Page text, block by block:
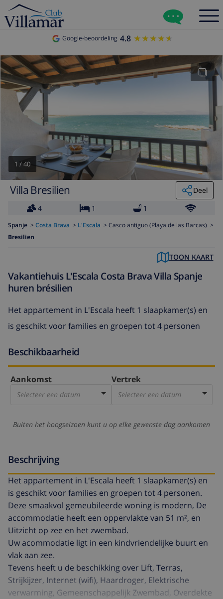
Google-beoordeling 4.8 ★★★★★
★★★★★
1 /40
Villa Bresilien
Deel
4
1 1
Spanje > Costa Brava > L'Escala > Casco antiguo (Playa de las Barcas) >
Bresilien
TOON KAART
Vakantiehuis L'Escala Costa Brava Villa Spanje
huren brésilien
Hetappartement in L'Escala heeft 1 slaapkamer(s) en
is geschikt voor families en groepen tot 4 personen
Beschikbaarheid
Aankomst
Selecteer een datum
Vertrek
Selecteer een datum
Buiten het hoogseizoen kunt u op elke gewenste dag aankomen
Beschrijving
Het appartement in L'Escala heeft 1 slaapkamer(s) en
is geschikt voor families en groepen tot 4 personen.
Deze smaakvol gemeubileerde woning is modern, De
accommodatie heeft een oppervlakte van 51 m², en
Uitzicht op zee en het zwembad.
Uw acommodatie ligt in een kindvriendelijke buurt en
vlak aan zee.
Tevens heeft u de beschikking over Lift, Terras,
Strijkijzer, Internet (wifi), Haardroger, Elektrische
verwarming, Gemeenschappelijk Zwembad, Overdekte